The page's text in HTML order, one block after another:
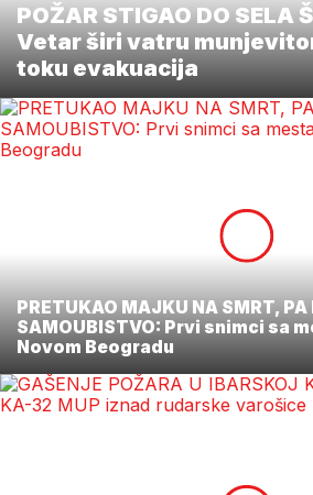
POŽAR STIGAO DO SELA
Vetar širi vatru
toku evakuacija
PRETUKAO MAJKU NA SMRT, PA
SAMOUBISTVO: Prvi snimci sa
Novom Beogradu